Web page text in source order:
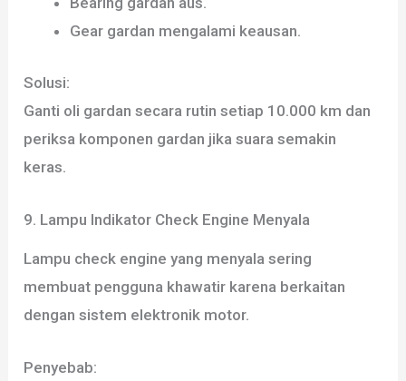
Gear gardan mengalami keausan.
Solusi:
Ganti oli gardan secara rutin setiap 10.000 km dan
periksa komponen gardan jika suara semakin
keras.
9. Lampu Indikator Check Engine Menyala
Lampu check engine yang menyala sering
membuat pengguna khawatir karena berkaitan
dengan sistem elektronik motor.
Penyebab: